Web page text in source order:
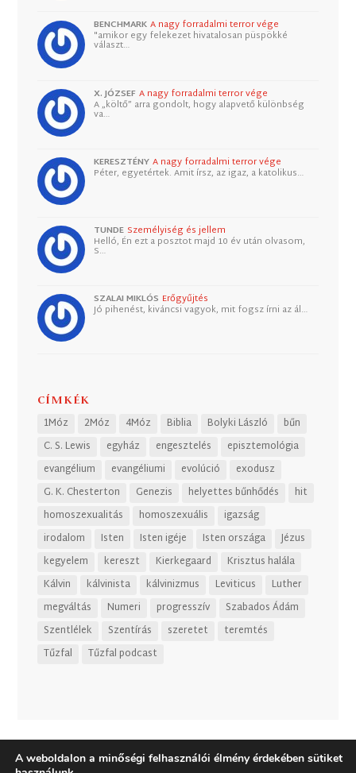
BENCHMARK A nagy forradalmi terror vége
"amikor egy felekezet hivatalosan püspökké
választ…
X. JÓZSEF A nagy forradalmi terror vége
A „költő” arra gondolt, hogy alapvető különbség
va…
KERESZTÉNY A nagy forradalmi terror vége
Péter, egyetértek. Amit írsz, az igaz, a katolikus…
TUNDE Személyiség és jellem
Helló, Én ezt a posztot majd 10 év után olvasom,
S…
SZALAI MIKLÓS Erőgyűjtés
Jó pihenést, kiváncsi vagyok, mit fogsz írni az ál…
CÍMKÉK
1Móz 2Móz 4Móz Biblia Bolyki László
bűn
C. S. Lewis
egyház engesztelés
episztemológia
evangélium
evangéliumi evolúció
exodusz
G. K. Chesterton
Genezis helyettes bűnhődés
hit
homoszexualitás
homoszexuális
igazság
irodalom
Isten Isten igéje Isten országa
Jézus
kegyelem
kereszt Kierkegaard
Krisztus halála
Kálvin
kálvinista kálvinizmus Leviticus
Luther
megváltás
Numeri progresszív
Szabados Ádám
Szentlélek
Szentírás szeretet
teremtés
Tűzfal
Tűzfal podcast
A weboldalon a minőségi felhasználói élmény érdekében sütiket